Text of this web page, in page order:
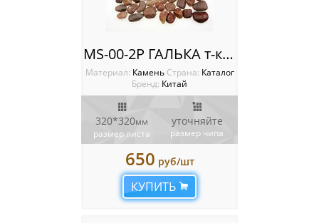
MS-00-2P ГАЛЬКА т-коричневый
Материал: Камень Cтрана: Каталог
Бренд: Китай
320*320мм
размер листа
уточняйте
размер чипа
650 руб/шт
КУПИТЬ